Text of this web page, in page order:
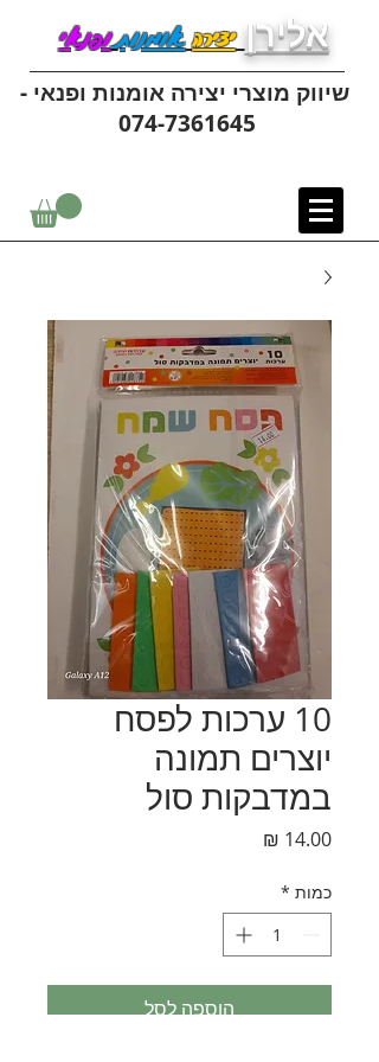
אלירן יצירהאומנותופנאי
שיווק מוצרי יצירה אומנות ופנאי -
074-7361645
10 ערכות לפסח
יוצרים תמונה
במדבקות סול
כמות *
הוספה לסל